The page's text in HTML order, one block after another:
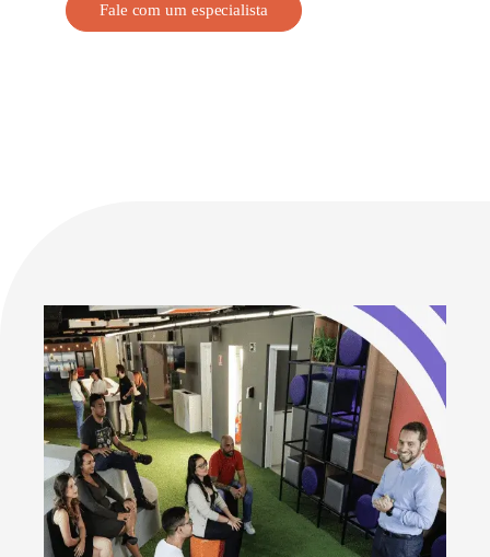
Fale com um especialista